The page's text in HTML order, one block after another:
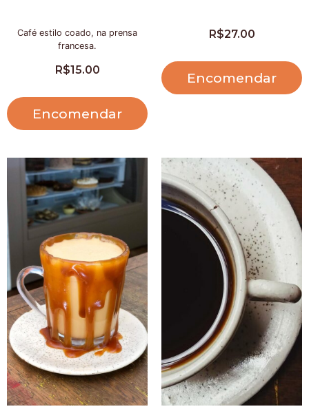
Café estilo coado, na prensa
francesa.
R$15.00
Encomendar
R$27.00
Encomendar